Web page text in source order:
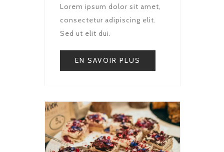
Lorem ipsum dolor sit amet,
consectetur adipiscing elit.
Sed ut elit dui.
EN SAVOIR PLUS